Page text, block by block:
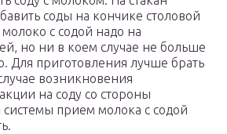
соды на кончике столовой
с содой надо на
но ни в коем случае не больше
Для приготовления лучше брать
возникновения
на соду со стороны
прием молока с содой